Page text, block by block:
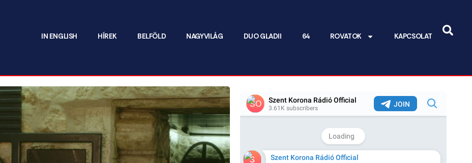
IN ENGLISH HÍREK BELFÖLD NAGYVILÁG DUO GLADII 64 ROVATOK KAPCSOLAT